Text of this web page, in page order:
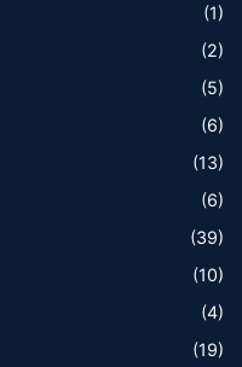
(1)
(2)
(5)
(6)
(13)
(6)
(39)
(10)
(4)
(19)